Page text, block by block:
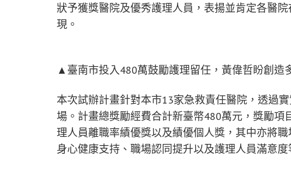
狀予獲獎醫院及優秀護理人員，表揚並肯定各醫
現。
▲臺南市投入480萬鼓勵護理留任，黃偉哲盼創造
本次試辦計畫針對本市13家急救責任醫院，透過
場。計畫總獎勵經費合計新臺幣480萬元，獎勵
理人員離職率績優獎以及績優個人獎，其中亦將
身心健康支持、職場認同提升以及護理人員滿意